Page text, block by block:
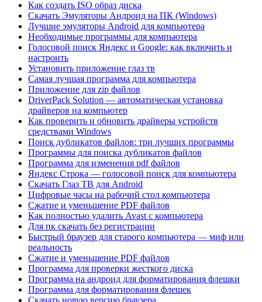
Как создать ISO образ диска
Скачать Эмуляторы Андроид на ПК (Windows)
Лучшие эмуляторы Android для компьютера
Необходимые программы для компьютера
Голосовой поиск Яндекс и Google: как включить и
настроить
Установить приложение глаз тв
Самая лучшая программа для компьютера
Приложение для zip файлов
DriverPack Solution — автоматическая установка
драйверов на компьютер
Как проверить и обновить драйверы устройств
средствами Windows
Поиск дубликатов файлов: три лучших программы
Программы для поиска дубликатов файлов
Программа для изменения pdf файлов
Яндекс Строка — голосовой поиск для компьютера
Скачать Глаз ТВ для Android
Цифровые часы на рабочий стол компьютера
Сжатие и уменьшение PDF файлов
Как полностью удалить Avast с компьютера
Для пк скачать без регистрации
Быстрый браузер для старого компьютера — миф или
реальность
Сжатие и уменьшение PDF файлов
Программа для проверки жесткого диска
Программа на андроид для форматирования флешки
Программа для форматирования флешек
Скачать новую версию браузера